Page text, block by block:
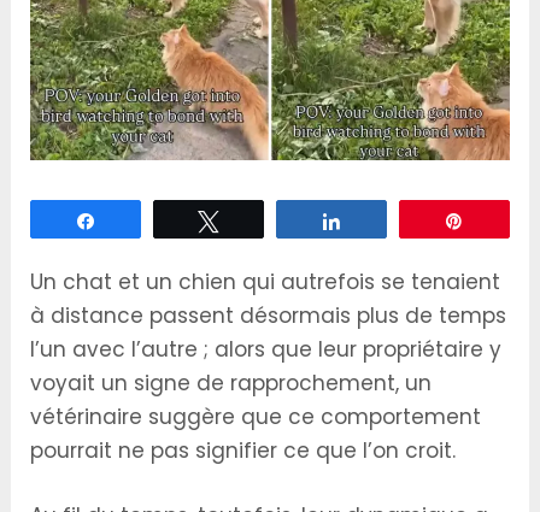
Un chat et un chien qui autrefois se tenaient
à distance passent désormais plus de temps
l’un avec l’autre ; alors que leur propriétaire y
voyait un signe de rapprochement, un
vétérinaire suggère que ce comportement
pourrait ne pas signifier ce que l’on croit.